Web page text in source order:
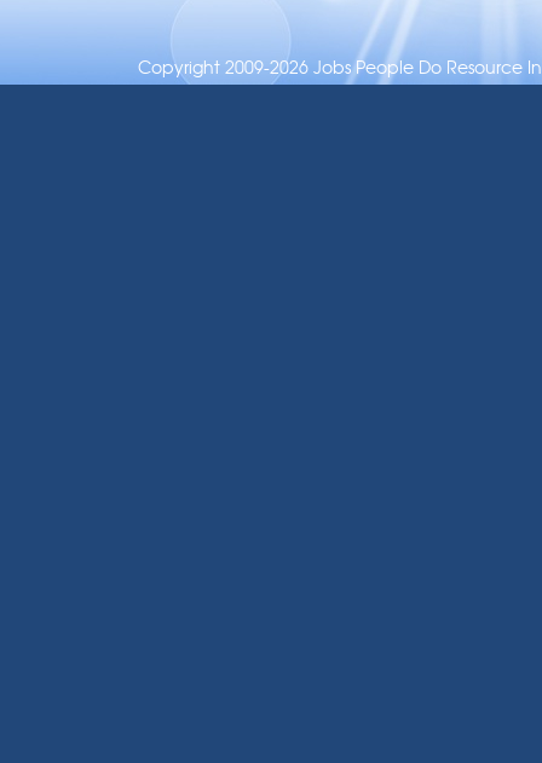
Copyright 2009-2026 Jobs People Do Resource